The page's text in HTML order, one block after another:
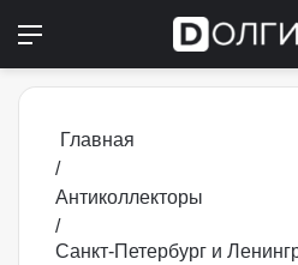
Главная
/
Антиколлекторы
/
Санкт-Петербург и